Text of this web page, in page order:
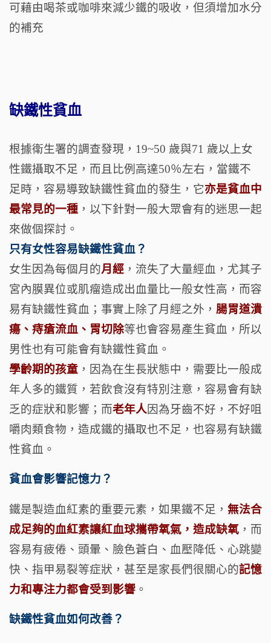
可藉由喝茶或咖啡來減少鐵的吸收，但須增加水分
的補充
缺鐵性貧血
根據衛生署的調查發現，19~50 歲與71 歲以上女
性鐵攝取不足，而且比例高達50％左右，當鐵不
足時，容易導致缺鐵性貧血的發生，它亦是貧血中
最常見的一種 ，以下針對一般大眾會有的迷思一起
來做個探討。
只有女性容易缺鐵性貧血？
女生因為每個月的月經 ，流失了大量經血，尤其子
宮內膜異位或肌瘤造成出血量比一般女性高，而容
易有缺鐵性貧血；事實上除了月經之外， 腸胃道潰
瘍、痔瘡流血、胃切除等也會容易產生貧血，所以
男性也有可能會有缺鐵性貧血。
學齡期的孩童 ，因為在生長狀態中，需要比一般成
年人多的鐵質，若飲食沒有特別注意，容易會有缺
乏的症狀和影響；而老年人因為牙齒不好，不好咀
嚼肉類食物，造成鐵的攝取也不足，也容易有缺鐵
性貧血。
貧血會影響記憶力？
鐵是製造血紅素的重要元素，如果鐵不足， 無法合
成足夠的血紅素讓紅血球攜帶氧氣，造成缺氧 ，而
容易有疲倦、頭暈、臉色蒼白、血壓降低、心跳變
快、指甲易裂等症狀，甚至是家長們很關心的記憶
力和專注力都會受到影響 。
缺鐵性貧血如何改善？